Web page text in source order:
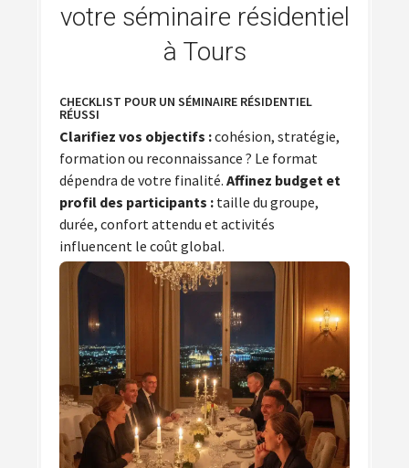
votre séminaire résidentiel
à Tours
CHECKLIST POUR UN SÉMINAIRE RÉSIDENTIEL
RÉUSSI
Clarifiez vos objectifs :cohésion, stratégie,
formation ou reconnaissance ? Le format
dépendra de votre finalité. Affinez budget et
profil des participants : taille du groupe,
durée, confort attendu et activités
influencent le coût global.